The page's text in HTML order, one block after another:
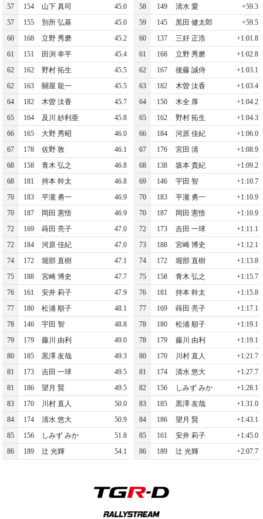
57
154 山下 真司
45.0
57
155 別所 弘基
45.0
60
168 立野 秀磨
45.2
61
151 田渕 幸平
45.4
62
162 野村 拓生
45.5
62
163 關屋 龍一
45.5
64
182 木曽 汰香
45.7
65
164 及川 紗利亜
45.8
66
165 大野 秀昭
46.0
67
178 佐野 敦
46.1
68
158 青木 弘之
46.8
68
181 持本 幹太
46.8
70
183 平瀧 勇一
46.9
70
187 岡田 憲悟
46.9
72
169 蒔田 亮子
47.0
72
184 河原 佳紀
47.0
74
172 堀部 直樹
47.1
75
188 宮崎 博史
47.7
76
161 安井 莉子
47.9
77
180 松浦 順子
48.1
78
146 宇田 智
48.8
79
179 藤川 由利
49.0
80
185 黒澤 友哉
49.3
81
173 吉田 一球
49.5
81
186 望月 賢
49.5
83
170 川村 直人
50.0
84
174 清水 悠大
50.9
85
156 しみず みか
51.8
86
189 辻 光輝 54.1
58
149 清水 愛
+59.3
59
145 黒田 健太郎
+59.5
60
137 三好 正浩
+1:01.8
61
168 立野 秀磨
+1:02.8
62
167 後藤 誠侍
+1:03.1
63
182 木曽 汰香
+1:03.4
64
150 木全 厚
+1:04.2
65
162 野村 拓生
+1:04.3
66
184 河原 佳紀
+1:06.0
67
176 宮田 清
+1:08.9
68
138 坂本 貴紀
+1:09.2
69
146 宇田 智
+1:10.7
70
183 平瀧 勇一
+1:10.9
70
187 岡田 憲悟
+1:10.9
72
173 吉田 一球
+1:11.1
73
188 宮崎 博史
+1:12.1
74
172 堀部 直樹
+1:13.8
75
158 青木 弘之
+1:15.7
76
181 持本 幹太
+1:15.8
77
169 蒔田 亮子
+1:17.1
78
180 松浦 順子
+1:19.1
78
179 藤川 由利
+1:19.1
80
170 川村 直人
+1:21.7
81
174 清水 悠大
+1:27.7
82
156 しみず みか
+1:28.1
83
185 黒澤 友哉
+1:31.0
84
186 望月 賢
+1:43.1
85
161 安井 莉子
+1:45.0
86
189 辻 光輝 +2:07.7